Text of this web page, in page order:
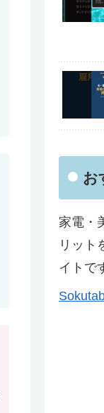
お
家電・
リット
イトで